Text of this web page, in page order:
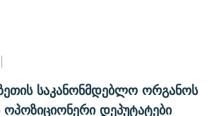
საკანონმდებლო ორგანოს
დეპუტატები